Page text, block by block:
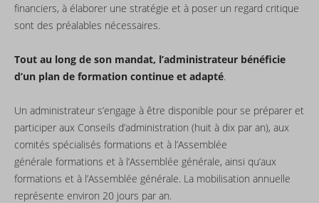
financiers, à élaborer une stratégie et à poser un regard critique
sont des préalables nécessaires.
Tout au long de son mandat, l’administrateur bénéficie
d’un plan de formation continue et adapté.
Un administrateur s’engage à être disponible pour se préparer et
participer aux Conseils d’administration (huit à dix par an), aux
comités spécialisés formations et à l’Assemblée
générale formations et à l’Assemblée générale, ainsi qu’aux
formations et à l’Assemblée générale. La mobilisation annuelle
représente environ 20 jours par an.